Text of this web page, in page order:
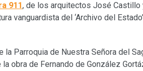
911, de los arquitectos José Castillo
vanguardista del ‘Archivo del
la Parroquia de Nuestra Señora del
obra de Fernando de González